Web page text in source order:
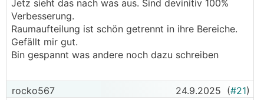
Jetz sieht das nach was aus. Sind devinitiv 100%
Verbesserung.
Raumaufteilung ist schön getrennt in ihre Bereiche.
Gefällt mir gut.
Bin gespannt was andere noch dazu schreiben
rocko567 24.9.2025 (#21)